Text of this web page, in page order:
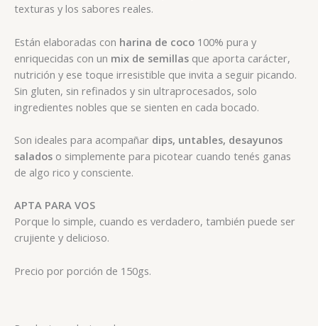
texturas y los sabores reales.
Están elaboradas con harina de coco 100% pura y
enriquecidas con un mix de semillas que aporta carácter,
nutrición y ese toque irresistible que invita a seguir picando.
Sin gluten, sin refinados y sin ultraprocesados, solo
ingredientes nobles que se sienten en cada bocado.
Son ideales para acompañar dips, untables, desayunos
salados o simplemente para picotear cuando tenés ganas
de algo rico y consciente.
APTA PARA VOS
Porque lo simple, cuando es verdadero, también puede ser
crujiente y delicioso.
Precio por porción de 150gs.